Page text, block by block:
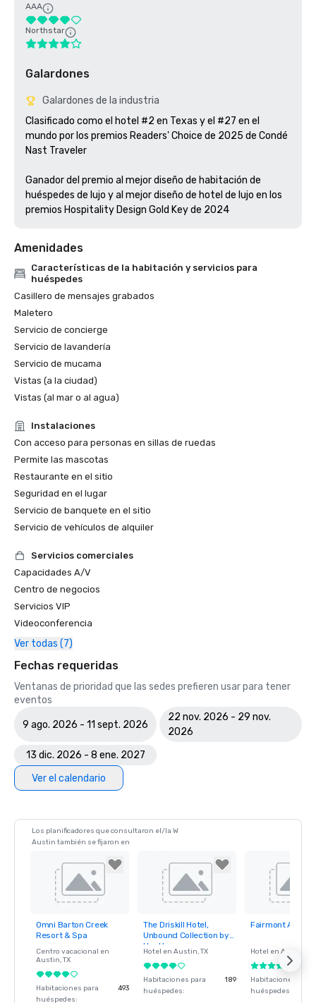
AAA
Northstar
Galardones
Galardones de la industria
Clasificado como el hotel #2 en Texas y el #27 en el
mundo por los premios Readers' Choice de 2025 de Condé
Nast Traveler
Ganador del premio al mejor diseño de habitación de
huéspedes de lujo y al mejor diseño de hotel de lujo en los
premios Hospitality Design Gold Key de 2024
Amenidades
Características de la habitación y servicios para
huéspedes
Casillero de mensajes grabados
Maletero
Servicio de concierge
Servicio de lavandería
Servicio de mucama
Vistas (a la ciudad)
Vistas (al mar o al agua)
Instalaciones
Con acceso para personas en sillas de ruedas
Permite las mascotas
Restaurante en el sitio
Seguridad en el lugar
Servicio de banquete en el sitio
Servicio de vehículos de alquiler
Servicios comerciales
Capacidades A/V
Centro de negocios
Servicios VIP
Videoconferencia
Ver todas (7)
Fechas requeridas
Ventanas de prioridad que las sedes prefieren usar para tener
eventos
9 ago. 2026 - 11 sept. 2026
22 nov. 2026 - 29 nov.
2026
13 dic. 2026 - 8 ene. 2027
Ver el calendario
Los planificadores que consultaron el/la W
Austin también se fijaron en
Removed from
favorites
Omni Barton Creek
Resort & Spa
Centro vacacional en
Austin, TX
Habitaciones para
huéspedes:
493
Removed from
favorites
The Driskill Hotel,
Unbound Collection by
Hyatt
Hotel en Austin, TX
Habitaciones para
huéspedes:
189
Removed
Fairmont Austin
Hotel en Austin
Habitaciones para
huéspedes